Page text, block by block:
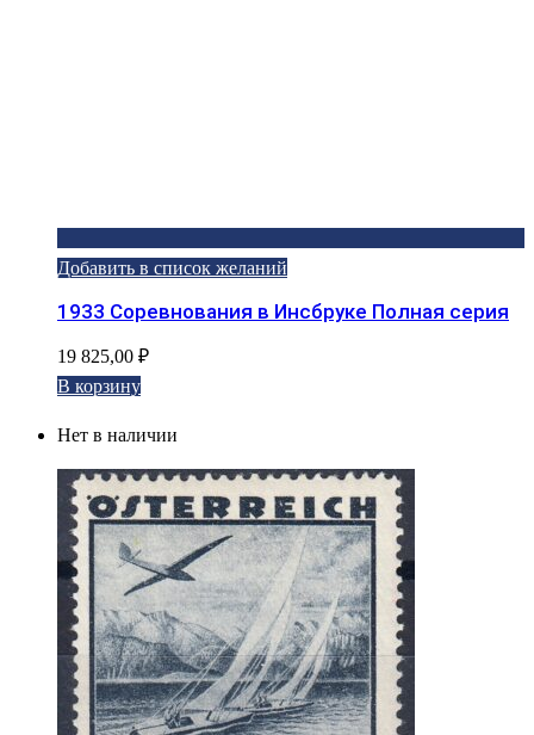
Добавить в список желаний
1933 Соревнования в Инсбруке Полная серия
19 825,00 ₽
В корзину
Нет в наличии